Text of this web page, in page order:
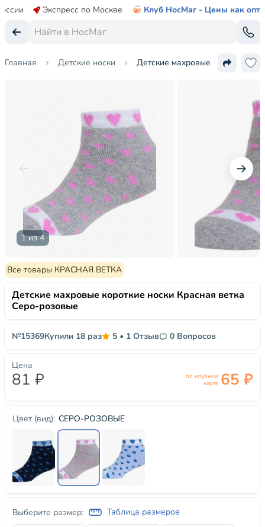
Экспресс по Москве Клуб НосМаг - Цены как опт
Главная Детские носки Детские махровые короткие
1 из 4
Все товары КРАСНАЯ ВЕТКА
Детские махровые короткие носки Красная ветка
Серо-розовые
№15369Купили 18 раз 5 • 1 Отзыв 0 Вопросов
Цвет (вид): СЕРО-РОЗОВЫЕ
Выберите размер: Таблица размеров
Цена
81 ₽
по клубной
карте 65 ₽